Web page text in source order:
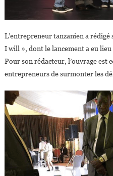
L’entrepreneur tanzanien a
I will », dont le lancement a eu
Pour son rédacteur, l’ouvrage est
entrepreneurs de surmonter les